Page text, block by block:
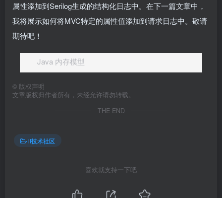
属性添加到Serilog生成的结构化日志中。在下一篇文章中，
我将展示如何将MVC特定的属性值添加到请求日志中。敬请
期待吧！
Java 内存模型
© 版权声明
文章版权归作者所有，未经允许请勿转载。
THE END
it技术社区
喜欢就支持一下吧